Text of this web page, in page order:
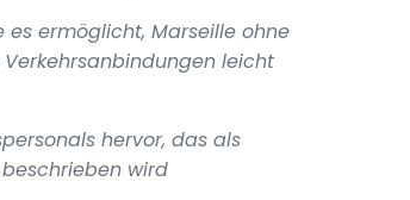
es ermöglicht, Marseille ohne
leicht
hervor, das als
wird